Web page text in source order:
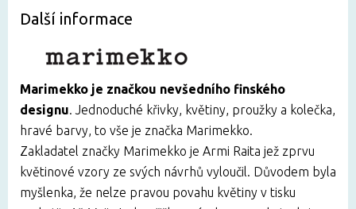
Další informace
Marimekko je značkou nevšedního finského
designu. Jednoduché křivky, květiny, proužky a kolečka,
hravé barvy, to vše je značka Marimekko.
Zakladatel značky Marimekko je Armi Raita jež zprvu
květinové vzory ze svých návrhů vyloučil. Důvodem byla
myšlenka, že nelze pravou povahu květiny v tisku